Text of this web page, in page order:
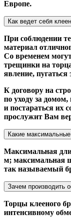
Европе.
Как ведет себя
При соблюдении
материал
Со временем
трещинки на
явление, пугаться
К договору на
по уходу за
и постараться их
прослужит Вам
Какие
Максимальная
м; максимальная
так называемый
Зачем производить
Торцы клееного
интенсивному